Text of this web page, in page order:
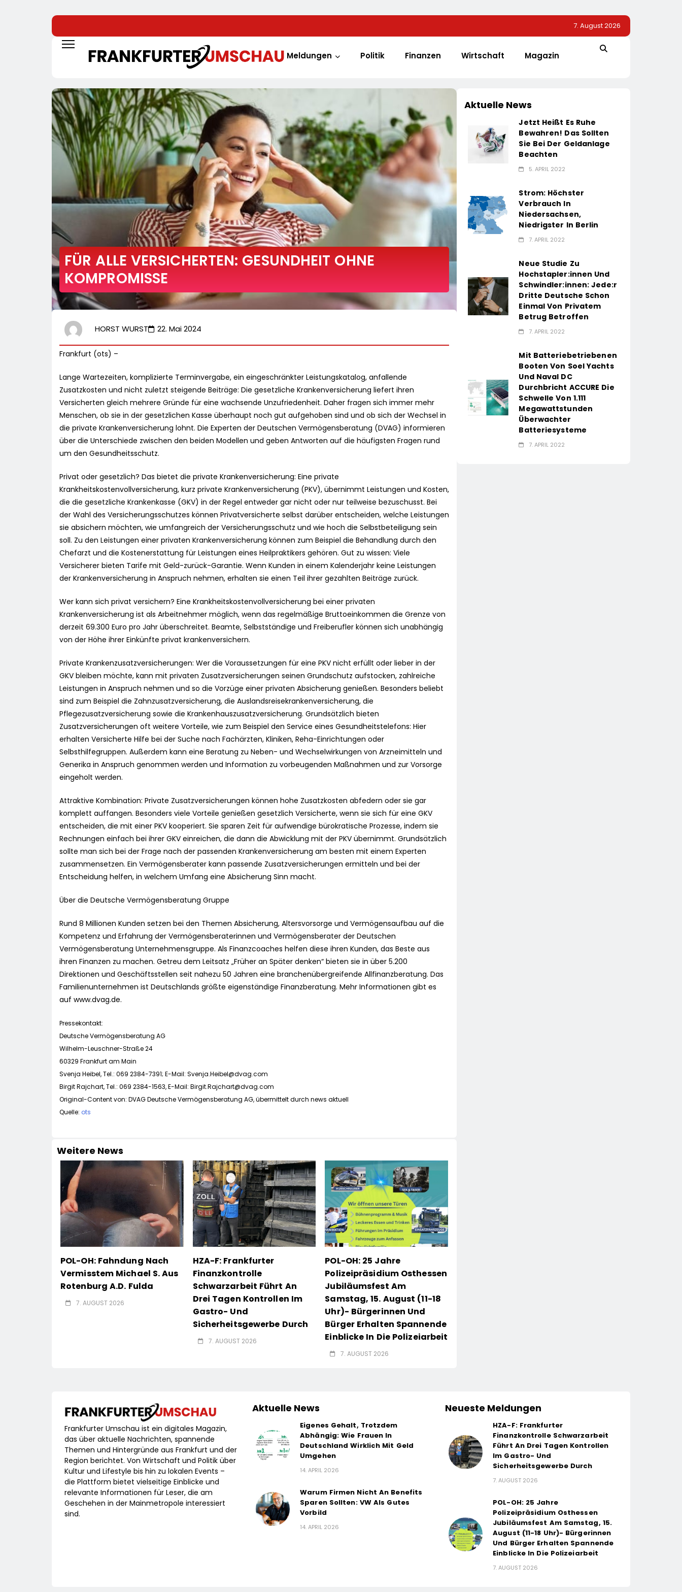
7. August 2026
Meldungen Politik Finanzen Wirtschaft Magazin
FÜR ALLE VERSICHERTEN: GESUNDHEIT OHNE
KOMPROMISSE
HORST WURST 22. Mai 2024
Frankfurt (ots) –
Lange Wartezeiten, komplizierte Terminvergabe, ein eingeschränkter Leistungskatalog, anfallende
Zusatzkosten und nicht zuletzt steigende Beiträge: Die gesetzliche Krankenversicherung liefert ihren
Versicherten gleich mehrere Gründe für eine wachsende Unzufriedenheit. Daher fragen sich immer mehr
Menschen, ob sie in der gesetzlichen Kasse überhaupt noch gut aufgehoben sind und ob sich der Wechsel in
die private Krankenversicherung lohnt. Die Experten der Deutschen Vermögensberatung (DVAG) informieren
über die Unterschiede zwischen den beiden Modellen und geben Antworten auf die häufigsten Fragen rund
um den Gesundheitsschutz.
Privat oder gesetzlich? Das bietet die private Krankenversicherung: Eine private
Krankheitskostenvollversicherung, kurz private Krankenversicherung (PKV), übernimmt Leistungen und Kosten,
die die gesetzliche Krankenkasse (GKV) in der Regel entweder gar nicht oder nur teilweise bezuschusst. Bei
der Wahl des Versicherungsschutzes können Privatversicherte selbst darüber entscheiden, welche Leistungen
sie absichern möchten, wie umfangreich der Versicherungsschutz und wie hoch die Selbstbeteiligung sein
soll. Zu den Leistungen einer privaten Krankenversicherung können zum Beispiel die Behandlung durch den
Chefarzt und die Kostenerstattung für Leistungen eines Heilpraktikers gehören. Gut zu wissen: Viele
Versicherer bieten Tarife mit Geld-zurück-Garantie. Wenn Kunden in einem Kalenderjahr keine Leistungen
der Krankenversicherung in Anspruch nehmen, erhalten sie einen Teil ihrer gezahlten Beiträge zurück.
Wer kann sich privat versichern? Eine Krankheitskostenvollversicherung bei einer privaten
Krankenversicherung ist als Arbeitnehmer möglich, wenn das regelmäßige Bruttoeinkommen die Grenze von
derzeit 69.300 Euro pro Jahr überschreitet. Beamte, Selbstständige und Freiberufler können sich unabhängig
von der Höhe ihrer Einkünfte privat krankenversichern.
Private Krankenzusatzversicherungen: Wer die Voraussetzungen für eine PKV nicht erfüllt oder lieber in der
GKV bleiben möchte, kann mit privaten Zusatzversicherungen seinen Grundschutz aufstocken, zahlreiche
Leistungen in Anspruch nehmen und so die Vorzüge einer privaten Absicherung genießen. Besonders beliebt
sind zum Beispiel die Zahnzusatzversicherung, die Auslandsreisekrankenversicherung, die
Pflegezusatzversicherung sowie die Krankenhauszusatzversicherung. Grundsätzlich bieten
Zusatzversicherungen oft weitere Vorteile, wie zum Beispiel den Service eines Gesundheitstelefons: Hier
erhalten Versicherte Hilfe bei der Suche nach Fachärzten, Kliniken, Reha-Einrichtungen oder
Selbsthilfegruppen. Außerdem kann eine Beratung zu Neben- und Wechselwirkungen von Arzneimitteln und
Generika in Anspruch genommen werden und Information zu vorbeugenden Maßnahmen und zur Vorsorge
eingeholt werden.
Attraktive Kombination: Private Zusatzversicherungen können hohe Zusatzkosten abfedern oder sie gar
komplett auffangen. Besonders viele Vorteile genießen gesetzlich Versicherte, wenn sie sich für eine GKV
entscheiden, die mit einer PKV kooperiert. Sie sparen Zeit für aufwendige bürokratische Prozesse, indem sie
Rechnungen einfach bei ihrer GKV einreichen, die dann die Abwicklung mit der PKV übernimmt. Grundsätzlich
sollte man sich bei der Frage nach der passenden Krankenversicherung am besten mit einem Experten
zusammensetzen. Ein Vermögensberater kann passende Zusatzversicherungen ermitteln und bei der
Entscheidung helfen, in welchem Umfang eine Absicherung Sinn macht.
Über die Deutsche Vermögensberatung Gruppe
Rund 8 Millionen Kunden setzen bei den Themen Absicherung, Altersvorsorge und Vermögensaufbau auf die
Kompetenz und Erfahrung der Vermögensberaterinnen und Vermögensberater der Deutschen
Vermögensberatung Unternehmensgruppe. Als Finanzcoaches helfen diese ihren Kunden, das Beste aus
ihren Finanzen zu machen. Getreu dem Leitsatz „Früher an Später denken“ bieten sie in über 5.200
Direktionen und Geschäftsstellen seit nahezu 50 Jahren eine branchenübergreifende Allfinanzberatung. Das
Familienunternehmen ist Deutschlands größte eigenständige Finanzberatung. Mehr Informationen gibt es
auf www.dvag.de.
Pressekontakt:
Deutsche Vermögensberatung AG
Wilhelm-Leuschner-Straße 24
60329 Frankfurt am Main
Svenja Heibel, Tel.: 069 2384-7391; E-Mail: Svenja.Heibel@dvag.com
Birgit Rajchart, Tel.: 069 2384-1563, E-Mail: Birgit.Rajchart@dvag.com
Original-Content von: DVAG Deutsche Vermögensberatung AG, übermittelt durch news aktuell
Quelle: ots
Weitere News
POL-OH: Fahndung Nach
Vermisstem Michael S. Aus
Rotenburg A.d. Fulda
7. AUGUST 2026
HZA-F: Frankfurter
Finanzkontrolle
Schwarzarbeit Führt An
Drei Tagen Kontrollen Im
Gastro- Und
Sicherheitsgewerbe Durch
7. AUGUST 2026
POL-OH: 25 Jahre
Polizeipräsidium Osthessen
Jubiläumsfest Am
Samstag, 15. August (11-18
Uhr)- Bürgerinnen Und
Bürger Erhalten Spannende
Einblicke In Die Polizeiarbeit
7. AUGUST 2026
Aktuelle News
Jetzt Heißt Es Ruhe
Bewahren! Das Sollten
Sie Bei Der Geldanlage
Beachten
5. APRIL 2022
Strom: Höchster
Verbrauch In
Niedersachsen,
Niedrigster In Berlin
7. APRIL 2022
Neue Studie Zu
Hochstapler:innen Und
Schwindler:innen: Jede:r
Dritte Deutsche Schon
Einmal Von Privatem
Betrug Betroffen
7. APRIL 2022
Mit Batteriebetriebenen
Booten Von Soel Yachts
Und Naval DC
Durchbricht ACCURE Die
Schwelle Von 1.111
Megawattstunden
Überwachter
Batteriesysteme
7. APRIL 2022
Frankfurter Umschau ist ein digitales Magazin,
das über aktuelle Nachrichten, spannende
Themen und Hintergründe aus Frankfurt und der
Region berichtet. Von Wirtschaft und Politik über
Kultur und Lifestyle bis hin zu lokalen Events –
die Plattform bietet vielseitige Einblicke und
relevante Informationen für Leser, die am
Geschehen in der Mainmetropole interessiert
sind.
Aktuelle News
Eigenes Gehalt, Trotzdem
Abhängig: Wie Frauen In
Deutschland Wirklich Mit Geld
Umgehen
14. APRIL 2026
Warum Firmen Nicht An Benefits
Sparen Sollten: VW Als Gutes
Vorbild
14. APRIL 2026
Neueste Meldungen
HZA-F: Frankfurter
Finanzkontrolle Schwarzarbeit
Führt An Drei Tagen Kontrollen
Im Gastro- Und
Sicherheitsgewerbe Durch
7. AUGUST 2026
POL-OH: 25 Jahre
Polizeipräsidium Osthessen
Jubiläumsfest Am Samstag, 15.
August (11-18 Uhr)- Bürgerinnen
Und Bürger Erhalten Spannende
Einblicke In Die Polizeiarbeit
7. AUGUST 2026